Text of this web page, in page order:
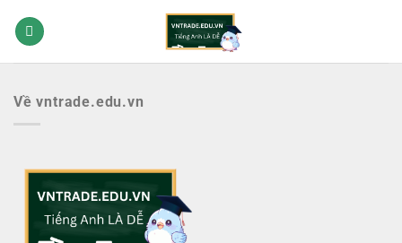
qua
Về vntrade.edu.vn